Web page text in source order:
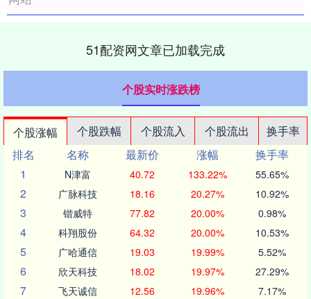
51配资网文章已加载完成
个股实时涨跌榜
个股涨幅 个股跌幅 个股流入 个股流出
换手率
排名
名称 最新价 涨幅
换手率
1
N津富 40.72 133.22% 55.65%
2 广脉科技 18.16 20.27% 10.92%
3 锴威特 77.82 20.00% 0.98%
4 科翔股份 64.32 20.00% 10.53%
5 广哈通信 19.03 19.99% 5.52%
6 欣天科技 18.02 19.97% 27.29%
7 飞天诚信 12.56 19.96% 7.17%